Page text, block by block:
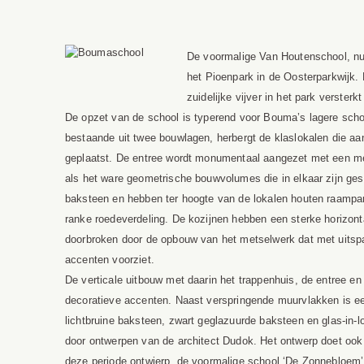
De voormalige Van Houtenschool,
het Pioenpark in de
zuidelijke vijver in het park
De opzet van de school is typerend voor Bouma’s lagere
bestaande uit twee bouwlagen, herbergt de klaslokalen die
geplaatst. De entree wordt monumentaal aangezet met een
als het ware geometrische bouwvolumes die in elkaar zijn
baksteen en hebben ter hoogte van de lokalen houten
ranke roedeverdeling. De kozijnen hebben een sterke
doorbroken door de opbouw van het metselwerk dat met
accenten voorziet.
De verticale uitbouw met daarin het trappenhuis, de entree
decoratieve accenten. Naast verspringende muurvlakken is
lichtbruine baksteen, zwart geglazuurde baksteen en glas-
door ontwerpen van de architect Dudok. Het ontwerp doet
deze periode ontwierp, de voormalige school ‘De